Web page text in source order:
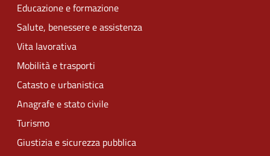
Educazione e formazione
Salute, benessere e assistenza
Vita lavorativa
Mobilità e trasporti
Catasto e urbanistica
Anagrafe e stato civile
Turismo
Giustizia e sicurezza pubblica